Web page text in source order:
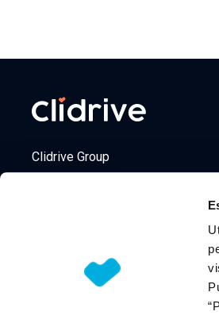
Clidrive Group
© 2026 CLIDRIVE CAPITAL,